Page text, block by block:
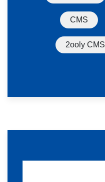
CMS
2ooly CMS